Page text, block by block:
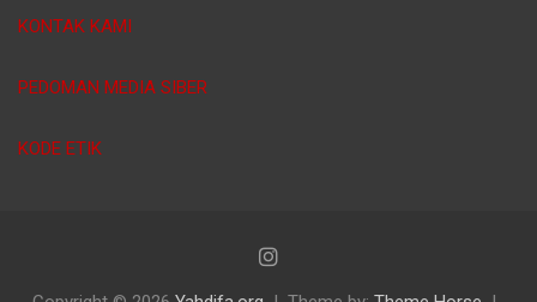
KONTAK KAMI
PEDOMAN MEDIA SIBER
KODE ETIK